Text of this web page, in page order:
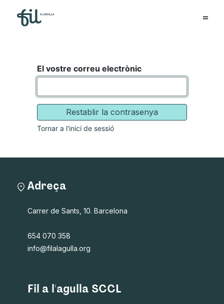
El vostre correu electrònic
Restablir la contrasenya
Tornar a l'inici de sessió
Adreça
Carrer de Sants, 10. Barcelona
654 070 358
info@filalagulla.org
Fil a l'agulla SCCL